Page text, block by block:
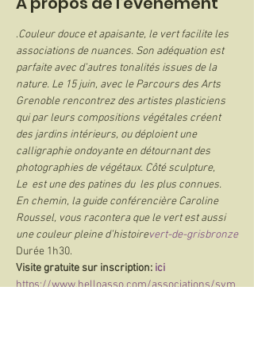
.Couleur douce et apaisante, le vert facilite les
associations de nuances. Son adéquation est
parfaite avec d’autres tonalités issues de la
nature. Le 15 juin, avec le Parcours des Arts
Grenoble rencontrez des artistes plasticiens
qui par leurs compositions végétales créent
des jardins intérieurs, ou déploient une
calligraphie ondoyante en détournant des
photographies de végétaux. Côté sculpture,
Le est une des patines du les plus connues.
En chemin, la guide conférencière Caroline
Roussel, vous racontera que le vert est aussi
une couleur pleine d’histoirevert-de-grisbronze
Durée 1h30.
Visite gratuite sur inscription: ici
https://www.helloasso.com/associations/sym